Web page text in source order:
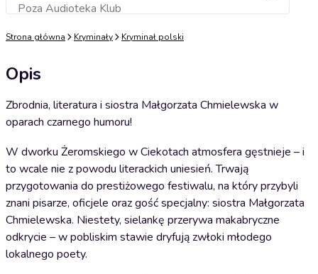
Poza Audioteka KlubDodaj do koszyka
Strona główna Kryminały Kryminał polski
Opis
Zbrodnia, literatura i siostra Małgorzata Chmielewska w
oparach czarnego humoru!
W dworku Żeromskiego w Ciekotach atmosfera gęstnieje – i
to wcale nie z powodu literackich uniesień. Trwają
przygotowania do prestiżowego festiwalu, na który przybyli
znani pisarze, oficjele oraz gość specjalny: siostra Małgorzata
Chmielewska. Niestety, sielankę przerywa makabryczne
odkrycie – w pobliskim stawie dryfują zwłoki młodego
lokalnego poety.